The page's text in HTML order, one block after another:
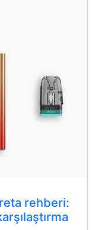
rehberi: